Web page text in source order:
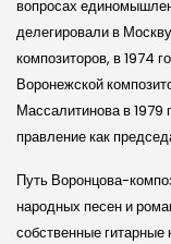
вопросах
делегировали в
композиторов, в 1974
Воронежской
Массалитинова в 1979
правление как
Путь Воронцова-
народных песен и
собственные гитарные